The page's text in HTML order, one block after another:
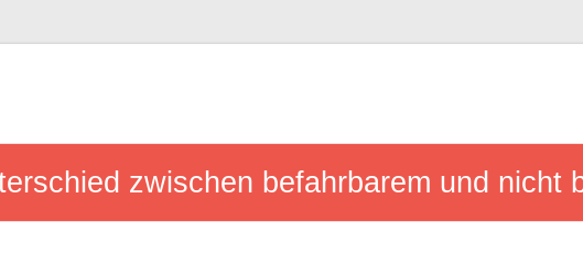
zwischen befahrbarem und nicht